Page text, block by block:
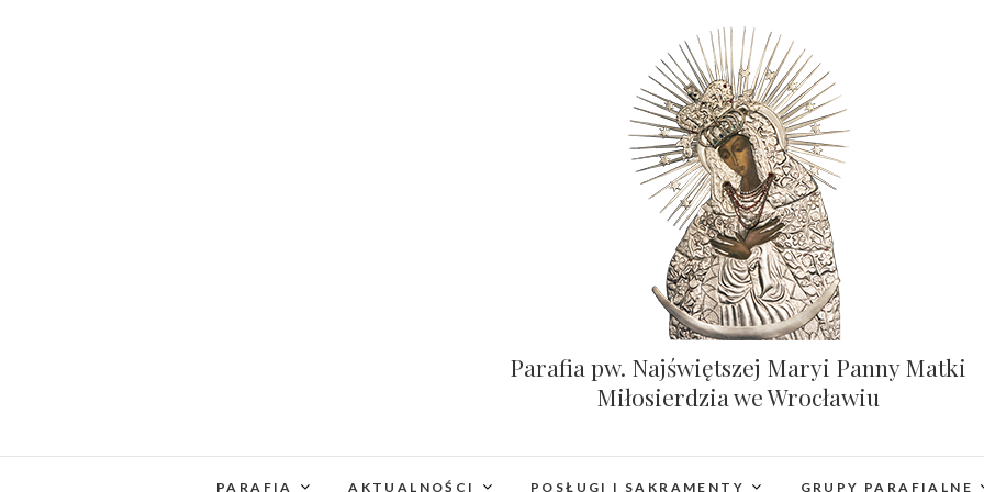
Parafia pw. Najświętszej Maryi Panny Matki
Miłosierdzia we Wrocławiu
PARAFIA AKTUALNOŚCI POSŁUGI I SAKRAMENTY GRUPY PARAFIALNE